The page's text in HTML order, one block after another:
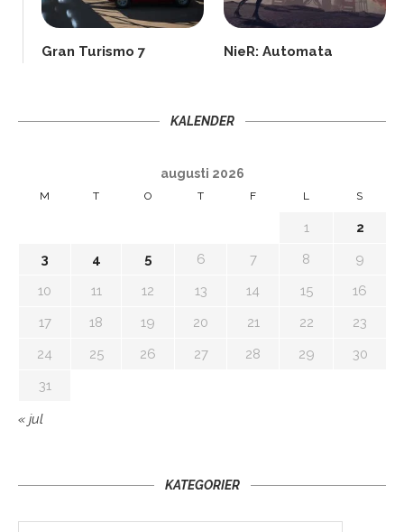
Gran Turismo 7 NieR: Automata
KALENDER
augusti 2026
M T O T F L S
1
2
3
4 5 6 7 8
9
10
11 12 13 14 15
16
17
18 19 20 21 22
23
24
25 26 27 28 29
30
31
« jul
KATEGORIER